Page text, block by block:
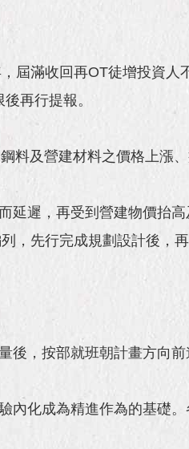
屆滿收回再OT徒增投資人
再行提報。
料及營建材料之價格上漲
延遲，再受到營建物價抬
，先行完成規劃設計後，
後，按部就班朝計畫方向前
內化成為精進作為的基礎